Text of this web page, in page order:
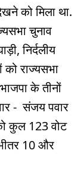
को मिला था.
चुनाव
निर्दलीय
को राज्यसभा
के तीनों
- संजय पवार
कुल 123 वोट
10 और